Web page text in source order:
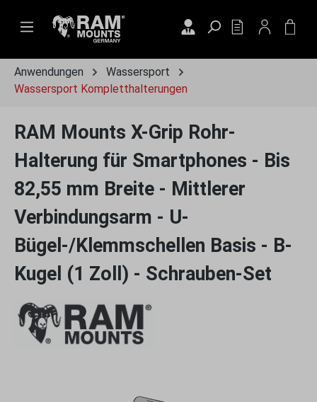
Zum Hauptinhalt springen
DU HAST 0
Anwendungen
Wassersport
Wassersport Kompletthalterungen
RAM Mounts X-Grip Rohr-
Halterung für Smartphones - Bis
82,55 mm Breite - Mittlerer
Verbindungsarm - U-
Bügel-/Klemmschellen Basis - B-
Kugel (1 Zoll) - Schrauben-Set